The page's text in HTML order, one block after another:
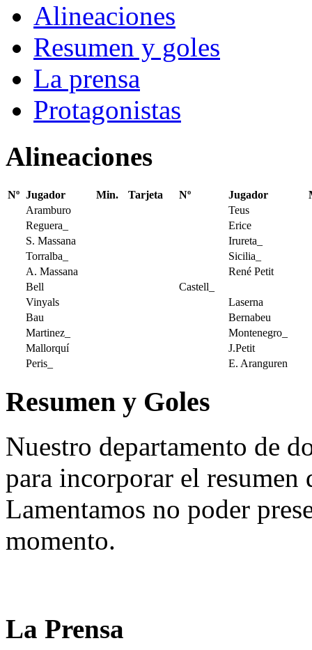
Alineaciones
Resumen y goles
La prensa
Protagonistas
Alineaciones
Nº Jugador Min. Tarjeta Nº Jugador
Aramburo
Teus
Reguera_
Erice
S. Massana
Irureta_
Torralba_
Sicilia_
A. Massana
René Petit
Bell
Castell_
Vinyals
Laserna
Bau
Bernabeu
Martinez_
Montenegro_
Mallorquí
J.Petit
Peris_
E. Aranguren
Resumen y Goles
Nuestro departamento de
para incorporar el
Lamentamos no poder
momento.
La Prensa